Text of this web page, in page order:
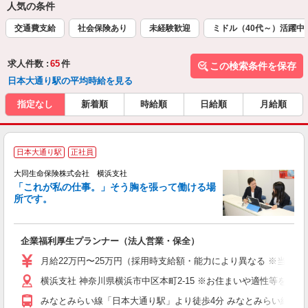
人気の条件
交通費支給 社会保険あり 未経験歓迎 ミドル（40代～）活躍中
求人件数 : 65件
日本大通り駅の平均時給を見る
この検索条件を保存
指定なし 新着順 時給順 日給順 月給順
日本大通り駅 正社員
大同生命保険株式会社 横浜支社
「これが私の仕事。」そう胸を張って働ける場
所です。
企業福利厚生プランナー（法人営業・保全）
月給22万円〜25万円（採用時支給額・能力により異なる ※当社
横浜支社 神奈川県横浜市中区本町2-15 ※お住まいや適性等を考
みなとみらい線「日本大通り駅」より徒歩4分 みなとみらい線「